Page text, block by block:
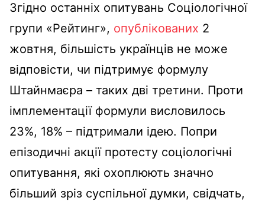
Згідно останніх опитувань Соціологічної
групи «Рейтинг», опублікованих 2
жовтня, більшість українців не може
відповісти, чи підтримує формулу
Штайнмаєра – таких дві третини. Проти
імплементації формули висловилось
23%, 18% – підтримали ідею. Попри
епізодичні акції протесту соціологічні
опитування, які охоплюють значно
більший зріз суспільної думки, свідчать,